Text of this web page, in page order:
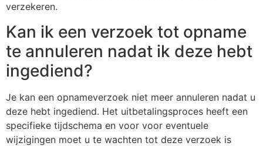
verzekeren.
Kan ik een verzoek tot opname
te annuleren nadat ik deze hebt
ingediend?
Je kan een opnameverzoek niet meer annuleren nadat u
deze hebt ingediend. Het uitbetalingsproces heeft een
specifieke tijdschema en voor voor eventuele
wijzigingen moet u te wachten tot deze verzoek is